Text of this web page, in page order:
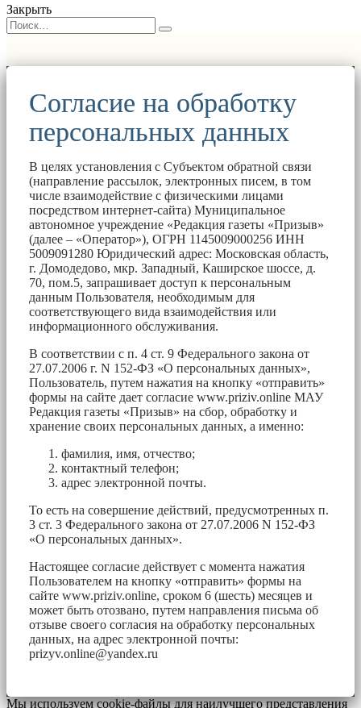
Закрыть
Согласие на обработку
персональных данных
В целях установления с Субъектом обратной связи
(направление рассылок, электронных писем, в том
числе взаимодействие с физическими лицами
посредством интернет-сайта) Муниципальное
автономное учреждение «Редакция газеты «Призыв»
(далее – «Оператор»), ОГРН 1145009000256 ИНН
5009091280 Юридический адрес: Московская область,
г. Домодедово, мкр. Западный, Каширское шоссе, д.
70, пом.5, запрашивает доступ к персональным
данным Пользователя, необходимым для
соответствующего вида взаимодействия или
информационного обслуживания.
В соответствии с п. 4 ст. 9 Федерального закона от
27.07.2006 г. N 152-ФЗ «О персональных данных»,
Пользователь, путем нажатия на кнопку «отправить»
формы на сайте дает согласие www.priziv.online МАУ
Редакция газеты «Призыв» на сбор, обработку и
хранение своих персональных данных, а именно:
фамилия, имя, отчество;
контактный телефон;
адрес электронной почты.
То есть на совершение действий, предусмотренных п.
3 ст. 3 Федерального закона от 27.07.2006 N 152-ФЗ
«О персональных данных».
Настоящее согласие действует с момента нажатия
Пользователем на кнопку «отправить» формы на
сайте www.priziv.online, сроком 6 (шесть) месяцев и
может быть отозвано, путем направления письма об
отзыве своего согласия на обработку персональных
данных, на адрес электронной почты:
prizyv.online@yandex.ru
Мы используем cookie-файлы для наилучшего представления